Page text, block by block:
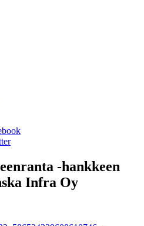
-hankkeen
Infra Oy